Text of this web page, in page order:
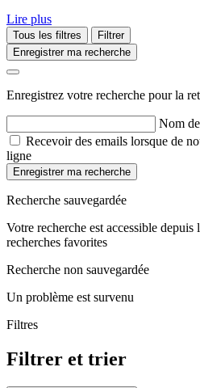
Lire plus
Tous les filtres
Filtrer
Enregistrer ma recherche
Enregistrez votre recherche pour la
Nom
Recevoir des emails lorsque de
ligne
Enregistrer ma recherche
Recherche sauvegardée
Votre recherche est accessible
recherches favorites
Recherche non sauvegardée
Un problème est survenu
Filtres
Filtrer et trier